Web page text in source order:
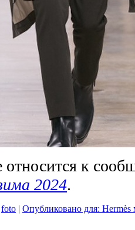
относится к
2024.
foto | Опубликовано для: Hermès